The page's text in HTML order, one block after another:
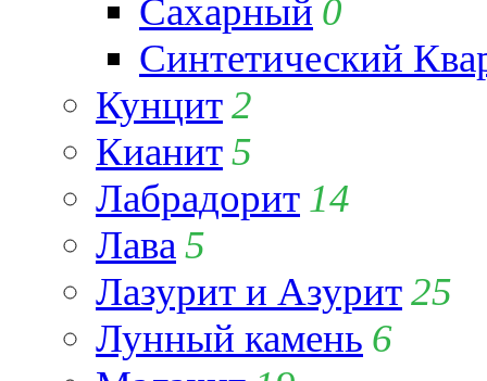
Сахарный 0
Синтетический
Кунцит2
Кианит5
Лабрадорит 14
Лава 5
Лазурит и Азурит25
Лунный камень 6